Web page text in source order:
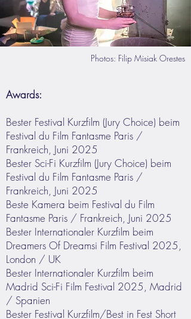
Photos: Filip Misiak Orestes
Awards:
Bester Festival Kurzfilm (Jury Choice) beim
Festival du Film Fantasme Paris /
Frankreich, Juni 2025
Bester Sci-Fi Kurzfilm (Jury Choice) beim
Festival du Film Fantasme Paris /
Frankreich, Juni 2025
Beste Kamera beim Festival du Film
Fantasme Paris / Frankreich, Juni 2025
Bester Internationaler Kurzfilm beim
Dreamers Of Dreamsi Film Festival 2025,
London / UK
Bester Internationaler Kurzfilm beim
Madrid Sci-Fi Film Festival 2025, Madrid
/ Spanien
Bester Festival Kurzfilm/Best in Fest Short